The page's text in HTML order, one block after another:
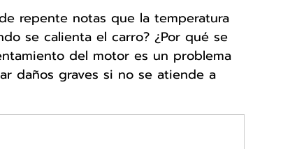
repente notas que la temperatura
se calienta el carro? ¿Por qué se
del motor es un problema
daños graves si no se atiende a